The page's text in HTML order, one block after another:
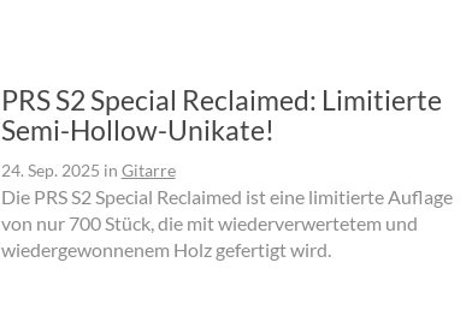
PRS S2 Special Reclaimed: Limitierte
Semi-Hollow-Unikate!
24. Sep. 2025 in Gitarre
Die PRS S2 Special Reclaimed ist eine limitierte Auflage
von nur 700 Stück, die mit wiederverwertetem und
wiedergewonnenem Holz gefertigt wird.